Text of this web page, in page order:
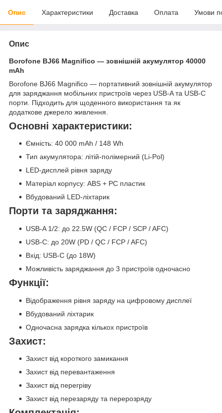
Опис Характеристики Доставка Оплата Умови
Опис
Borofone BJ66 Magnifico — зовнішній акумулятор 40000
mAh
Borofone BJ66 Magnifico — портативний зовнішній акумулятор
для заряджання мобільних пристроїв через USB-A та USB-C
порти. Підходить для щоденного використання та як
додаткове джерело живлення.
Основні характеристики:
Ємність: 40 000 mAh / 148 Wh
Тип акумулятора: літій-полімерний (Li-Pol)
LED-дисплей рівня заряду
Матеріал корпусу: ABS + PC пластик
Вбудований LED-ліхтарик
Порти та заряджання:
USB-A 1/2: до 22.5W (QC / FCP / SCP / AFC)
USB-C: до 20W (PD / QC / FCP / AFC)
Вхід: USB-C (до 18W)
Можливість заряджання до 3 пристроїв одночасно
Функції:
Відображення рівня заряду на цифровому дисплеї
Вбудований ліхтарик
Одночасна зарядка кількох пристроїв
Захист:
Захист від короткого замикання
Захист від перевантаження
Захист від перегріву
Захист від перезаряду та перерозряду